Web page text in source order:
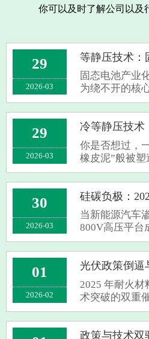
你可以及时了解公司以及
29
2026-03
固态电池产业
为绕不开的核
帕斯卡原理，
匀施压，让粉
统辊压或化成
制电极密度、
值。温等···
29
2026-03
你是否想过，
橡皮泥”般被
无任何缺陷？
静压技术（
实。作为粉末
它正凭借独特
领域掀···
30
2026-03
当新能源汽车
800V高压平台
池能量密度的
统石墨负极已
限，而硅碳负
比容量，正成
大门的关键密
01
2026-02
2025 年耐火
术突破的双重
级契机，等静
局关键。财政
光伏出口退税